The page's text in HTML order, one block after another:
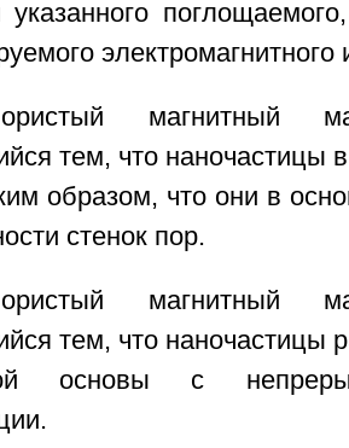
электромагнитного
магнитный
тем, что наночастицы
образом, что они в
стенок пор.
магнитный
тем, что наночастицы
основы с